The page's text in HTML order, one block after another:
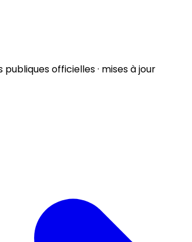
publiques officielles · mises à jour